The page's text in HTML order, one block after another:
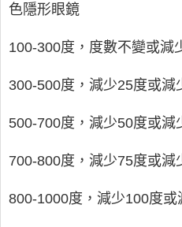
色隱形眼鏡
100-300度，度數不變或減
300-500度，減少25度或減
500-700度，減少50度或減
700-800度，減少75度或減
800-1000度，減少100度或